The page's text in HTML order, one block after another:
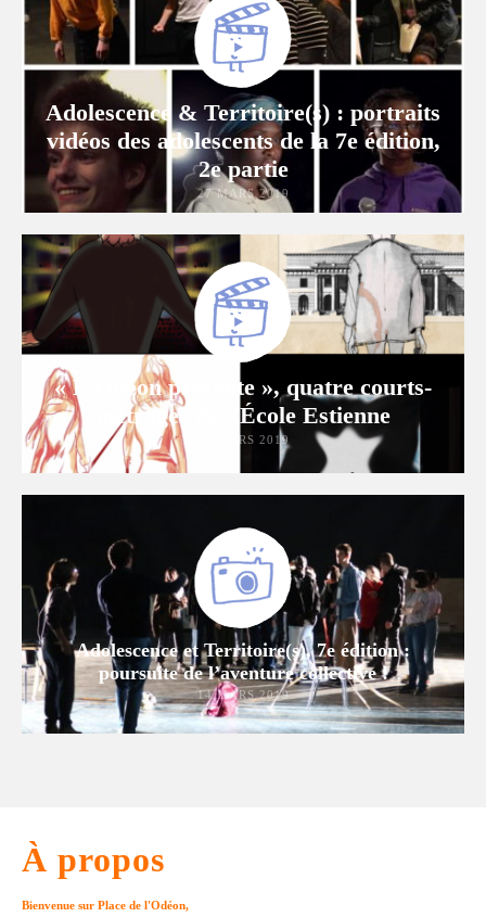
Adolescence & Territoire(s) : portraits
vidéos des adolescents de la 7e édition,
2e partie
27 MARS 2019
« L’Odéon présente », quatre courts-
métrages de l’École Estienne
21 MARS 2019
Adolescence et Territoire(s), 7e édition :
poursuite de l’aventure collective !
14 MARS 2019
À propos
Bienvenue sur Place de l'Odéon,